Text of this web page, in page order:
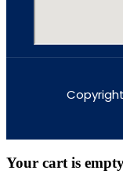
Your cart is